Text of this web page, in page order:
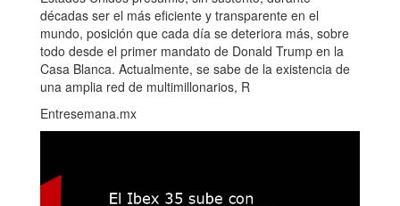
décadas ser el más eficiente y transparente en el
mundo, posición que cada día se deteriora más, sobre
todo desde el primer mandato de Donald Trump en la
Casa Blanca. Actualmente, se sabe de la existencia de
una amplia red de multimillonarios, R
Entresemana.mx